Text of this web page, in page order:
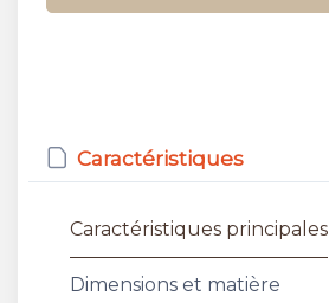
Caractéristiques
Caractéristiques principales
Dimensions et matière